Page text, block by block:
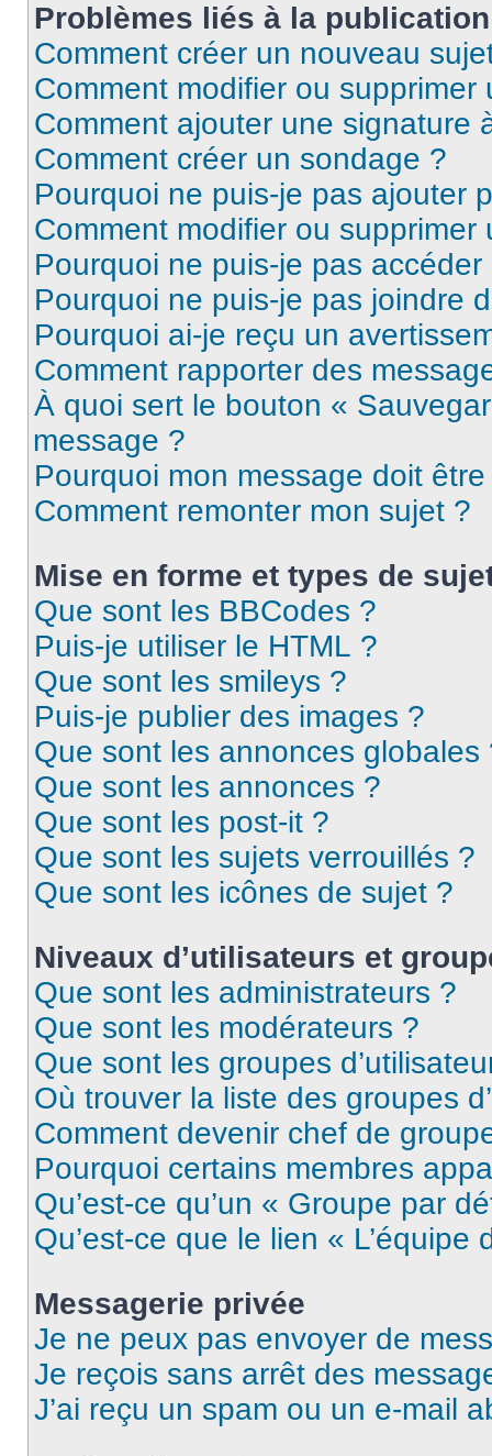
Problèmes liés à la
Comment créer un nouveau
Comment modifier ou supprimer
Comment ajouter une signature
Comment créer un sondage ?
Pourquoi ne puis-je pas ajouter
Comment modifier ou supprimer
Pourquoi ne puis-je pas
Pourquoi ne puis-je pas joindre
Pourquoi ai-je reçu un
Comment rapporter des
À quoi sert le bouton «
message ?
Pourquoi mon message doit
Comment remonter mon sujet ?
Mise en forme et types de
Que sont les BBCodes ?
Puis-je utiliser le HTML ?
Que sont les smileys ?
Puis-je publier des images ?
Que sont les annonces globales
Que sont les annonces ?
Que sont les post-it ?
Que sont les sujets verrouillés ?
Que sont les icônes de sujet ?
Niveaux d’utilisateurs et
Que sont les administrateurs ?
Que sont les modérateurs ?
Que sont les groupes
Où trouver la liste des groupes
Comment devenir chef de
Pourquoi certains membres
Qu’est-ce qu’un « Groupe par
Qu’est-ce que le lien « L’équipe
Messagerie privée
Je ne peux pas envoyer de
Je reçois sans arrêt des
J’ai reçu un spam ou un e-mail